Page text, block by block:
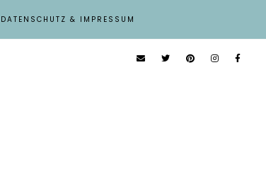
DATENSCHUTZ & IMPRESSUM